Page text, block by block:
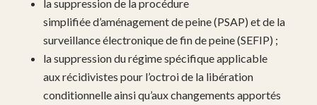
la suppression de la procédure
simplifiée d’aménagement de peine (PSAP) et de la
surveillance électronique de fin de peine (SEFIP) ;
la suppression du régime spécifique applicable
aux récidivistes pour l’octroi de la libération
conditionnelle ainsi qu’aux changements apportés